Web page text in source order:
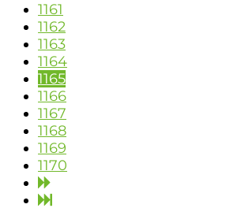
1161
1162
1163
1164
1165
1166
1167
1168
1169
1170